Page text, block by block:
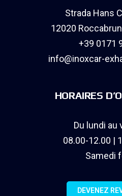
Strada Hans
12020
+39 0171
info@inoxcar-
HORAIRES
Du lundi au
08.00-12.00 |
Samedi
DEVENEZ